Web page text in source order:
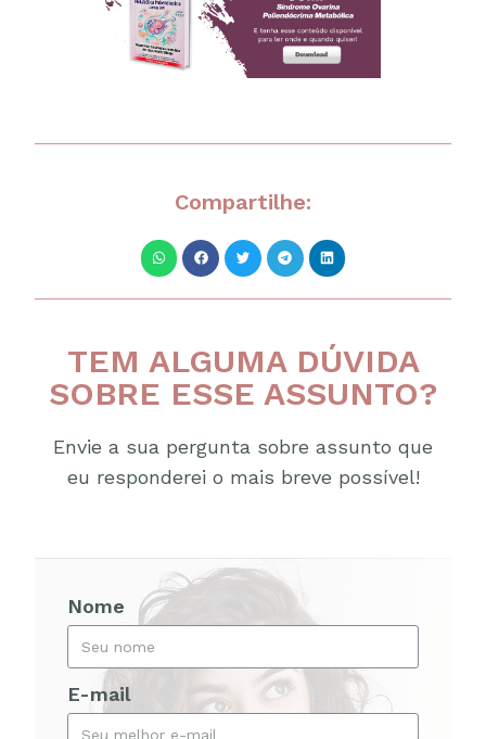
Compartilhe:
TEM ALGUMA DÚVIDA
SOBRE ESSE ASSUNTO?
Envie a sua pergunta sobre assunto que
eu responderei o mais breve possível!
Nome
E-mail